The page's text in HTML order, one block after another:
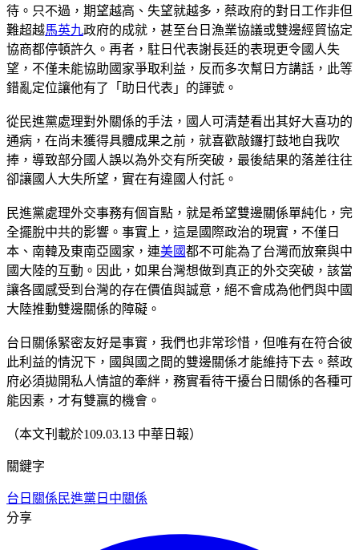
待。只不過，期望越高、失望就越多，蔡政府的對日工作非但
難超越馬英九政府的成就，甚至台日漁業協議或雙邊經貿協定
協商都停頓許久。再者，駐日代表謝長廷的表現更令國人失
望，不僅未能協助國家爭取利益，反而多次幫日方講話，此等
錯亂定位讓他有了「助日代表」的諢號。
從民進黨處理對外關係的手法，國人可清楚看出其好大喜功的
通病，在尚未獲得具體成果之前，就喜歡敲鑼打鼓地自我吹
捧，導致部分國人誤以為外交有所突破，最後結果的落差往往
卻讓國人大失所望，實在有違國人付託。
民進黨處理外交事務有個盲點，就是希望雙邊關係單純化，完
全擺脫中共的影響。事實上，這是國際政治的現實，不僅日
本、南韓及東南亞國家，連美國都不可能為了台灣而放棄與中
國大陸的互動。因此，如果台灣想做到真正的外交突破，該當
讓各國感受到台灣的存在價值與誠意，絕不會成為他們與中國
大陸推動雙邊關係的障礙。
台日關係緊密友好是事實，我們也非常珍惜，但唯有在符合彼
此利益的情況下，國與國之間的雙邊關係才能維持下去。蔡政
府必須拋開私人情誼的牽絆，務實看待干擾台日關係的各種可
能因素，才有雙贏的機會。
（本文刊載於109.03.13 中華日報）
關鍵字
台日關係 民進黨 日中關係
分享